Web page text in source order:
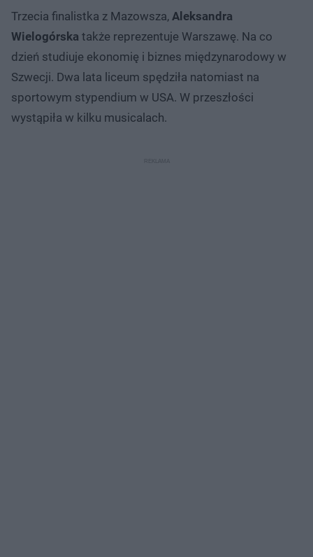
Trzecia finalistka z Mazowsza, Aleksandra
Wielogórska także reprezentuje Warszawę. Na co
dzień studiuje ekonomię i biznes międzynarodowy w
Szwecji. Dwa lata liceum spędziła natomiast na
sportowym stypendium w USA. W przeszłości
wystąpiła w kilku musicalach.